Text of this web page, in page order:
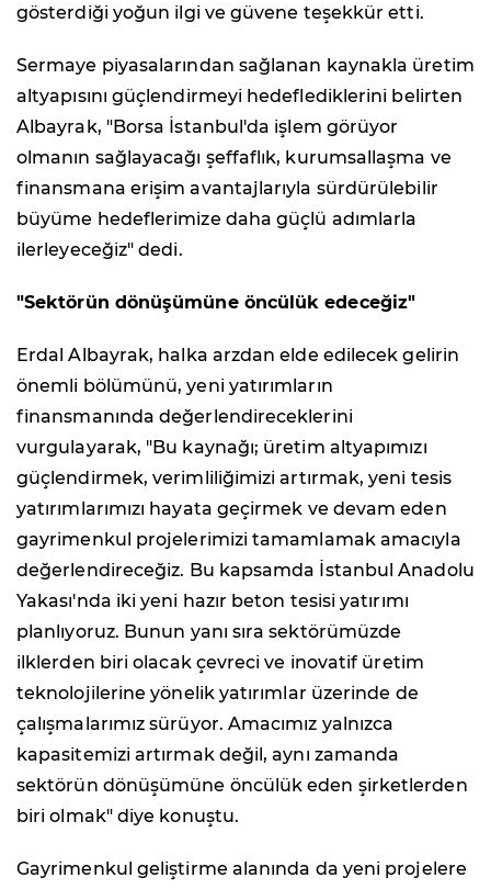
gösterdiği yoğun ilgi ve güvene teşekkür etti.
Sermaye piyasalarından sağlanan kaynakla üretim
altyapısını güçlendirmeyi hedeflediklerini belirten
Albayrak, "Borsa İstanbul'da işlem görüyor
olmanın sağlayacağı şeffaflık, kurumsallaşma ve
finansmana erişim avantajlarıyla sürdürülebilir
büyüme hedeflerimize daha güçlü adımlarla
ilerleyeceğiz" dedi.
"Sektörün dönüşümüne öncülük edeceğiz"
Erdal Albayrak, halka arzdan elde edilecek gelirin
önemli bölümünü, yeni yatırımların
finansmanında değerlendireceklerini
vurgulayarak, "Bu kaynağı; üretim altyapımızı
güçlendirmek, verimliliğimizi artırmak, yeni tesis
yatırımlarımızı hayata geçirmek ve devam eden
gayrimenkul projelerimizi tamamlamak amacıyla
değerlendireceğiz. Bu kapsamda İstanbul Anadolu
Yakası'nda iki yeni hazır beton tesisi yatırımı
planlıyoruz. Bunun yanı sıra sektörümüzde
ilklerden biri olacak çevreci ve inovatif üretim
teknolojilerine yönelik yatırımlar üzerinde de
çalışmalarımız sürüyor. Amacımız yalnızca
kapasitemizi artırmak değil, aynı zamanda
sektörün dönüşümüne öncülük eden şirketlerden
biri olmak" diye konuştu.
Gayrimenkul geliştirme alanında da yeni projelere